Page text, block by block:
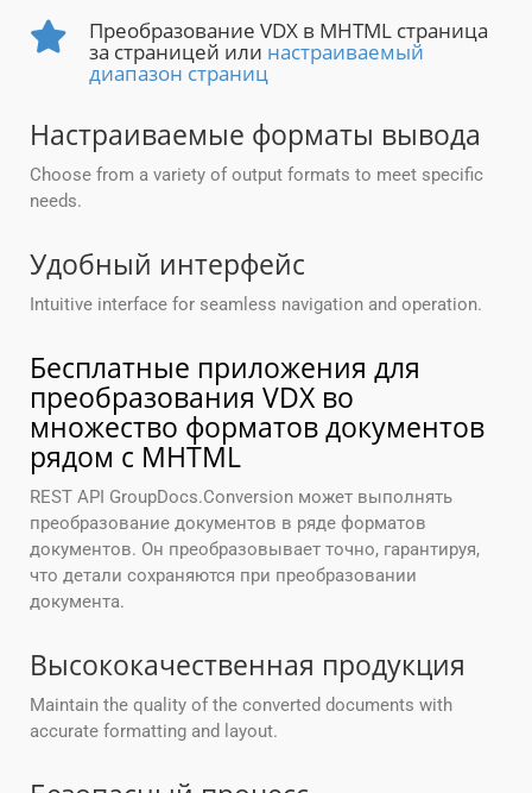
Преобразование VDX в MHTML страница
за страницей или настраиваемый
диапазон страниц
Настраиваемые форматы вывода
Choose from a variety of output formats to meet specific
needs.
Удобный интерфейс
Intuitive interface for seamless navigation and operation.
Бесплатные приложения для
преобразования VDX во
множество форматов документов
рядом с MHTML
REST API GroupDocs.Conversion может выполнять
преобразование документов в ряде форматов
документов. Он преобразовывает точно, гарантируя,
что детали сохраняются при преобразовании
документа.
Высококачественная продукция
Maintain the quality of the converted documents with
accurate formatting and layout.